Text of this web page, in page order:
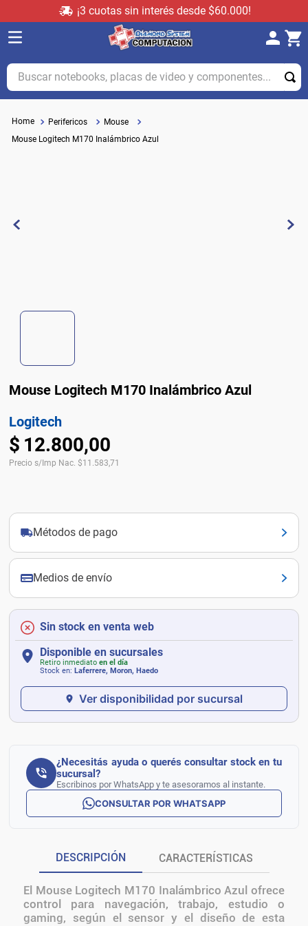
¡3 cuotas sin interés desde $60.000!
Buscar notebooks, placas de video y componentes...
Perifericos
Mouse
Mouse Logitech M170 Inalámbrico Azul
Mouse Logitech M170 Inalámbrico Azul
Logitech
$ 12.800,00
Precio s/Imp Nac. $11.583,71
Métodos de pago
Medios de envío
Sin stock en venta web
Disponible en sucursales
Retiro inmediato en el día
Stock en: Laferrere, Moron, Haedo
Ver disponibilidad por sucursal
¿Necesitás ayuda o querés consultar stock en tu
sucursal?
Escribinos por WhatsApp y te asesoramos al instante.
CONSULTAR POR WHATSAPP
DESCRIPCIÓN CARACTERÍSTICAS
El Mouse Logitech M170 Inalámbrico Azul ofrece
control para navegación, trabajo, estudio o
gaming, según el sensor y el diseño de esta